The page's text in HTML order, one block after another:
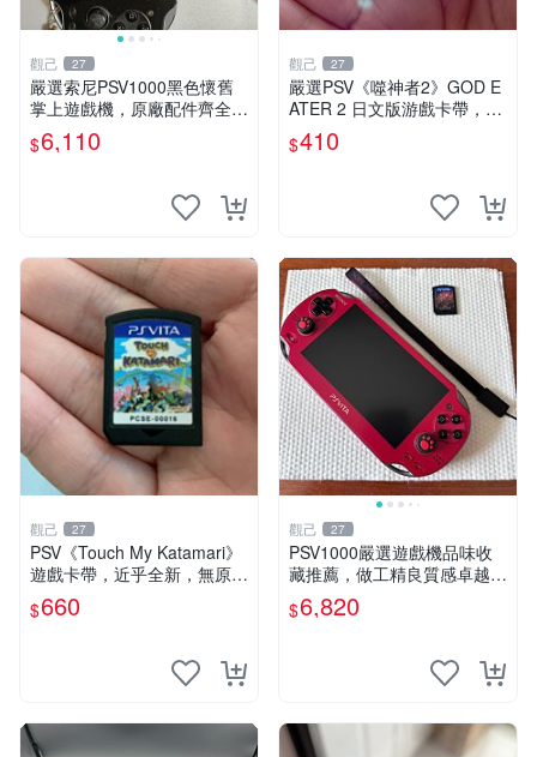
觀己 27
嚴選索尼PSV1000黑色懷舊
掌上遊戲機，原廠配件齊全
新手舊手皆可入手 懷舊遊戲
PlayStation Vita 測試無誤 電
$6,110
觀己 27
嚴選PSV《噬神者2》GOD E
ATER 2 日文版游戲卡帶，成
色尚佳輕微使用痕跡，功能正
常無故障，適合收藏愛好者。
$410
觀己 27
PSV《Touch My Katamari》
遊戲卡帶，近乎全新，無原廠
包裝，經典滾動球樂趣等你來
挑戰，嚴選好物推薦。Katam
$660
觀己 27
PSV1000嚴選遊戲機品味收
藏推薦，做工精良質感卓越
屏幕表現領先一代 無塑料廉
感 上手順滑 psv1000 psv100
$6,820